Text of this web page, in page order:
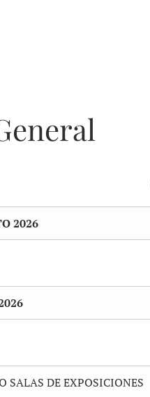
2026
SALAS DE EXPOSICIONES